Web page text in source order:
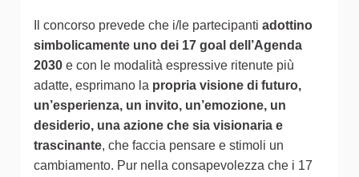
Il concorso prevede che i/le partecipanti adottino
simbolicamente uno dei 17 goal dell’Agenda
2030 e con le modalità espressive ritenute più
adatte, esprimano la propria visione di futuro,
un’esperienza, un invito, un’emozione, un
desiderio, una azione che sia visionaria e
trascinante, che faccia pensare e stimoli un
cambiamento. Pur nella consapevolezza che i 17